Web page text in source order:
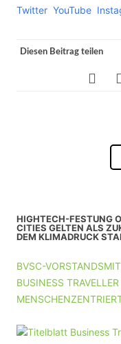
Twitter YouTube
Diesen Beitrag teilen
HIGHTECH-FESTUNG
CITIES GELTEN ALS
DEM KLIMADRUCK
BVSC-
BUSINESS